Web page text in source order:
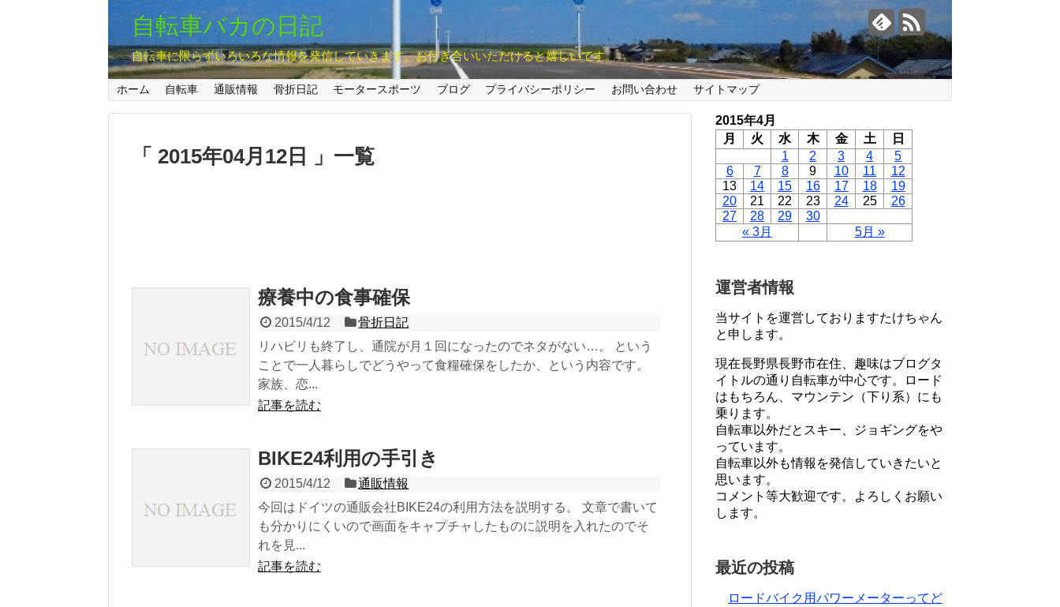
自転車バカの日記
自転車に限らずいろいろな情報を発信していきます。お付き合いいただけると嬉しいです。
ホーム 自転車 通販情報 骨折日記 モータースポーツ ブログ プライバシーポリシー お問い合わせ サイトマップ
2015年04月12日 一覧
療養中の食事確保
2015/4/12
骨折日記
リハビリも終了し、通院が月１回になったのでネタがない…。 という
ことで一人暮らしでどうやって食糧確保をしたか、という内容です。
家族、恋...
記事を読む
BIKE24利用の手引き
2015/4/12
通販情報
今回はドイツの通販会社BIKE24の利用方法を説明する。 文章で書いて
も分かりにくいので画面をキャプチャしたものに説明を入れたのでそ
れを見...
記事を読む
2015年4月
月
火 水 木 金 土 日
« 3月 5月 »
1 2 3 4
5
6
7 8 9 10 11
12
13
14 15 16 17 18
19
20
21 22 23 24 25
26
27
28 29 30
運営者情報
当サイトを運営しておりますたけちゃん
と申します。
現在長野県長野市在住、趣味はブログタ
イトルの通り自転車が中心です。ロード
はもちろん、マウンテン（下り系）にも
乗ります。
自転車以外だとスキー、ジョギングをや
っています。
自転車以外も情報を発信していきたいと
思います。
コメント等大歓迎です。よろしくお願い
します。
最近の投稿
ロードバイク用パワーメーターってど